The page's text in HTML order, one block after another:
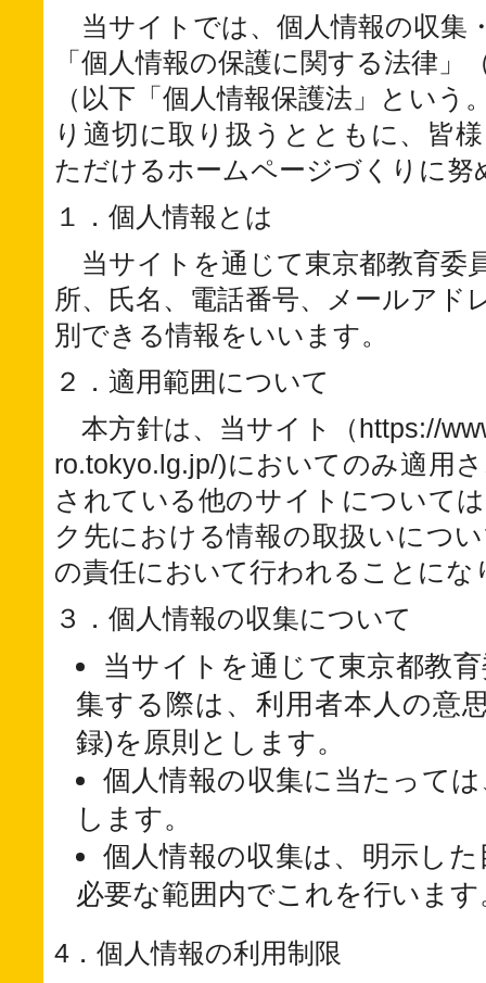
当サイトでは、個人情報の収集
「個人情報の保護に関する法律」
（以下「個人情報保護法」とい
り適切に取り扱うとともに、皆
ただけるホームページづくりに努
１．個人情報とは
当サイトを通じて東京都教育委
所、氏名、電話番号、メールアド
別できる情報をいいます。
２．適用範囲について
本方針は、当サイト（https://
ro.tokyo.lg.jp/)においてのみ適用
されている他のサイトについて
ク先における情報の取扱いにつ
の責任において行われることにな
３．個人情報の収集について
当サイトを通じて東京都教
集する際は、利用者本人の意
録)を原則とします。
個人情報の収集に当たって
します。
個人情報の収集は、明示し
必要な範囲内でこれを行います
4．個人情報の利用制限